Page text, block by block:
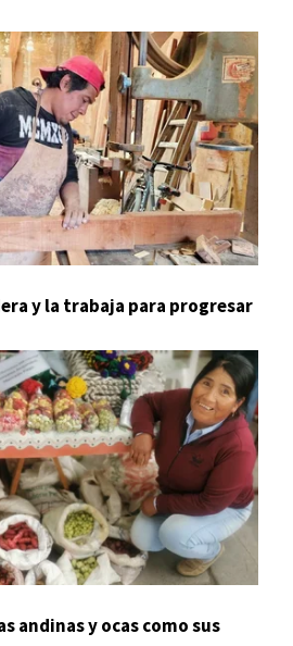
y la trabaja para progresar
andinas y ocas como sus